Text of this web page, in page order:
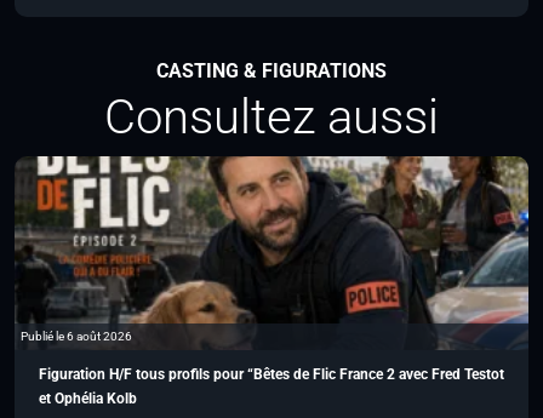
CASTING & FIGURATIONS
Consultez aussi
Publié le 6 août 2026
Figuration H/F tous profils pour “Bêtes de Flic France 2 avec Fred Testot
et Ophélia Kolb